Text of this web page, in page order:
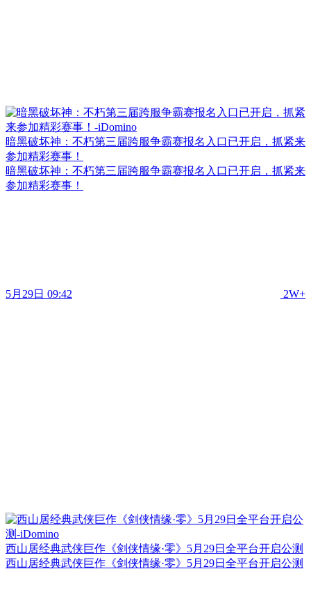
暗黑破坏神：不朽第三届跨服争霸赛报名入口已开启，抓紧来
参加精彩赛事！
暗黑破坏神：不朽第三届跨服争霸赛报名入口已开启，抓紧来
参加精彩赛事！
5月29日 09:42 2W+
西山居经典武侠巨作《剑侠情缘·零》5月29日全平台开启公测
西山居经典武侠巨作《剑侠情缘·零》5月29日全平台开启公测